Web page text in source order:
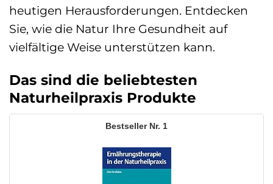
heutigen Herausforderungen. Entdecken
Sie, wie die Natur Ihre Gesundheit auf
vielfältige Weise unterstützen kann.
Das sind die beliebtesten
Naturheilpraxis Produkte
1